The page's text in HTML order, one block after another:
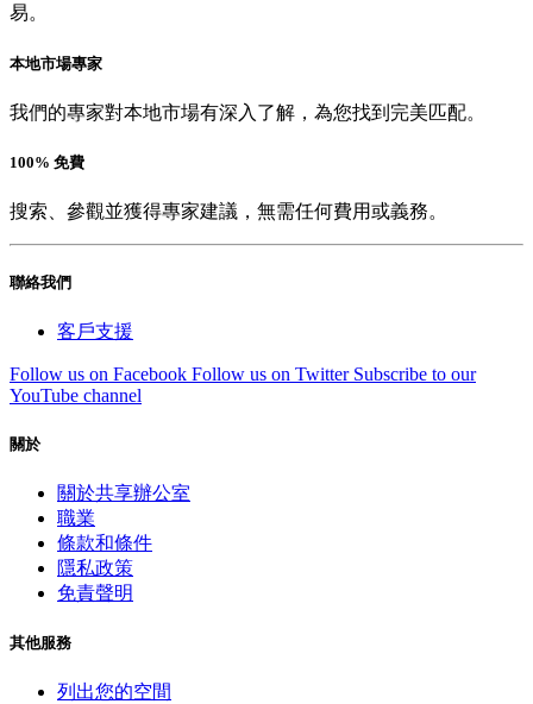
易。
本地市場專家
我們的專家對本地市場有深入了解，為您找到完美匹配。
100% 免費
搜索、參觀並獲得專家建議，無需任何費用或義務。
聯絡我們
客戶支援
Follow us on Facebook Follow us on Twitter Subscribe to our
YouTube channel
關於
關於共享辦公室
職業
條款和條件
隱私政策
免責聲明
其他服務
列出您的空間